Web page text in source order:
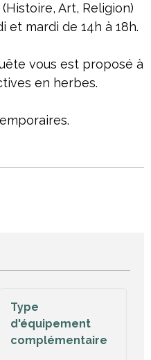
Art, Religion)
et mardi de 14h à 18h.
vous est proposé à
en herbes.
Type
d'équipement
complémentaire